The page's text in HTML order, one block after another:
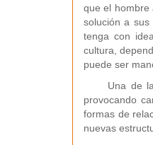
que el hombre
solución a sus
tenga con
cultura,
puede ser
Una de las
provocando
formas de
nuevas